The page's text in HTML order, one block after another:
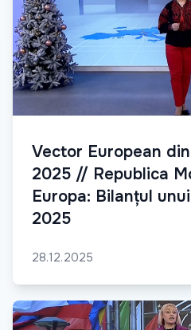
Vector European
2025 // Republica
Europa: Bilanțul
2025
28.12.2025